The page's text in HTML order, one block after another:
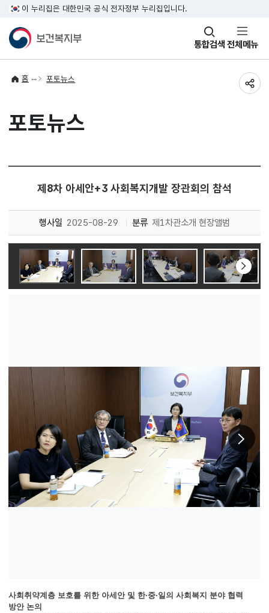
이 누리집은 대한민국 공식 전자정부 누리집입니다.
통합검색
창
열기 전체메뉴
홈 포토뉴스
포토뉴스
제8차 아세안+3 사회복지개발 장관회의 참석
행사일 2025-08-29 분류 제1차관소개 현장앨범
다음
슬라
이동
다
사회취약계층 보호를 위한 아세안 및 한·중·일의 사회복지 분야 협력
방안 논의